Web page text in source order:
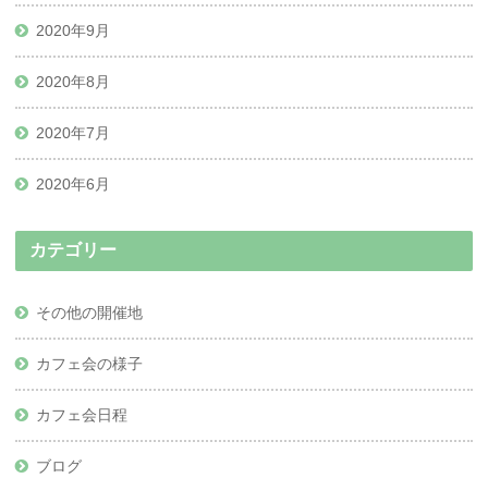
2020年9月
2020年8月
2020年7月
2020年6月
カテゴリー
その他の開催地
カフェ会の様子
カフェ会日程
ブログ